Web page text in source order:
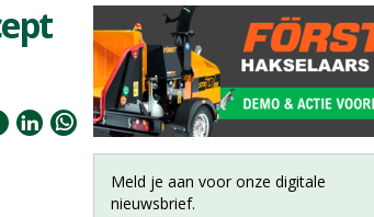
Meld je aan voor onze digitale
nieuwsbrief.